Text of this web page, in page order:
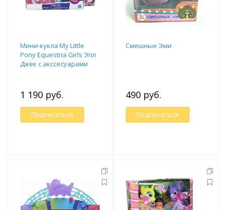
Мини-кукла My Little
Pony Equestria Girls Эпл
Джек с акссесуарами
1 190 руб.
Подписаться
Смешные Эми
490 руб.
Подписаться